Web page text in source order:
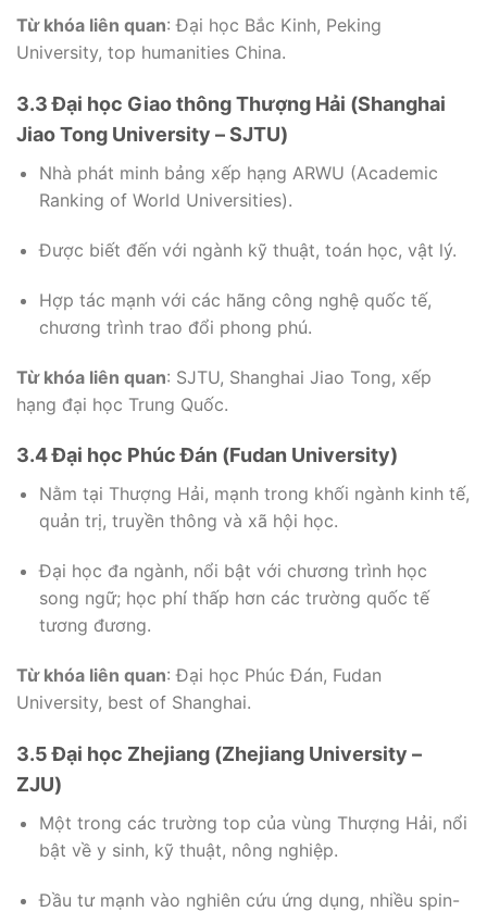
Từ khóa liên quan: Đại học Bắc Kinh, Peking
University, top humanities China.
3.3 Đại học Giao thông Thượng Hải (Shanghai
Jiao Tong University – SJTU)
Nhà phát minh bảng xếp hạng ARWU (Academic
Ranking of World Universities).
Được biết đến với ngành kỹ thuật, toán học, vật lý.
Hợp tác mạnh với các hãng công nghệ quốc tế,
chương trình trao đổi phong phú.
Từ khóa liên quan: SJTU, Shanghai Jiao Tong, xếp
hạng đại học Trung Quốc.
3.4 Đại học Phúc Đán (Fudan University)
Nằm tại Thượng Hải, mạnh trong khối ngành kinh tế,
quản trị, truyền thông và xã hội học.
Đại học đa ngành, nổi bật với chương trình học
song ngữ; học phí thấp hơn các trường quốc tế
tương đương.
Từ khóa liên quan: Đại học Phúc Đán, Fudan
University, best of Shanghai.
3.5 Đại học Zhejiang (Zhejiang University –
ZJU)
Một trong các trường top của vùng Thượng Hải, nổi
bật về y sinh, kỹ thuật, nông nghiệp.
Đầu tư mạnh vào nghiên cứu ứng dụng, nhiều spin-